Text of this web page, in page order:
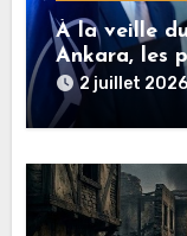
À la veille
Ankara, les
poussent la
conflit direct
2 juillet 2026